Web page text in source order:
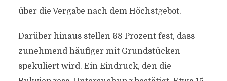
über die Vergabe nach dem Höchstgebot.
Darüber hinaus stellen 68 Prozent fest, dass
zunehmend häufiger mit Grundstücken
spekuliert wird. Ein Eindruck, den die